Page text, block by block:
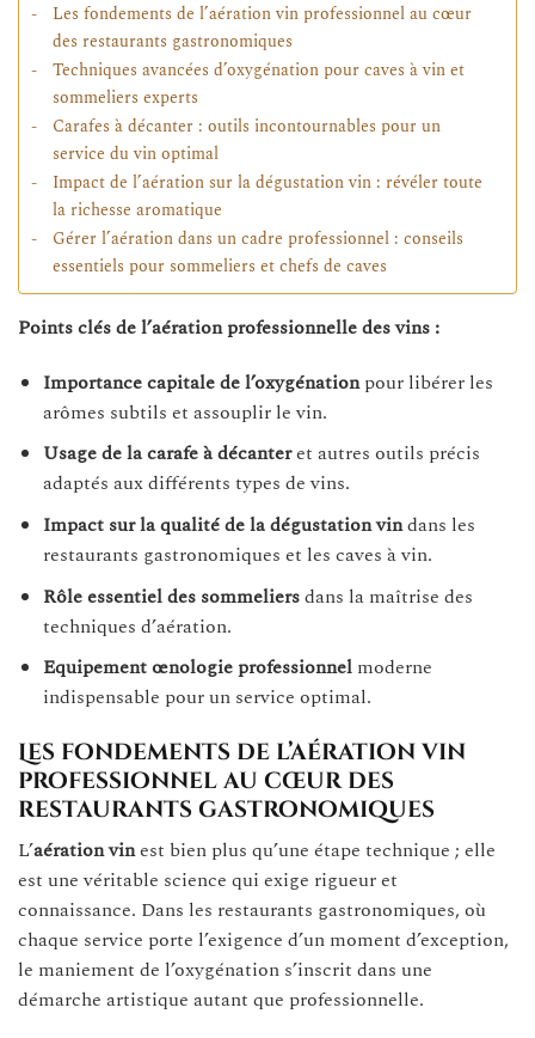
Les fondements de l’aération vin professionnel au cœur
des restaurants gastronomiques
Techniques avancées d’oxygénation pour caves à vin et
sommeliers experts
Carafes à décanter : outils incontournables pour un
service du vin optimal
Impact de l’aération sur la dégustation vin : révéler toute
la richesse aromatique
Gérer l’aération dans un cadre professionnel : conseils
essentiels pour sommeliers et chefs de caves
Points clés de l’aération professionnelle des vins :
Importance capitale de l’oxygénationpour libérer les
arômes subtils et assouplir le vin.
Usage de la carafe à décanteret autres outils précis
adaptés aux différents types de vins.
Impact sur la qualité de la dégustation vindans les
restaurants gastronomiques et les caves à vin.
Rôle essentiel des sommeliersdans la maîtrise des
techniques d’aération.
Equipement œnologie professionnelmoderne
indispensable pour un service optimal.
Les fondements de l’aération vin
professionnel au cœur des
restaurants gastronomiques
L’aération vinest bien plus qu’une étape technique ; elle
est une véritable science qui exige rigueur et
connaissance. Dans les restaurants gastronomiques, où
chaque service porte l’exigence d’un moment d’exception,
le maniement de l’oxygénation s’inscrit dans une
démarche artistique autant que professionnelle.